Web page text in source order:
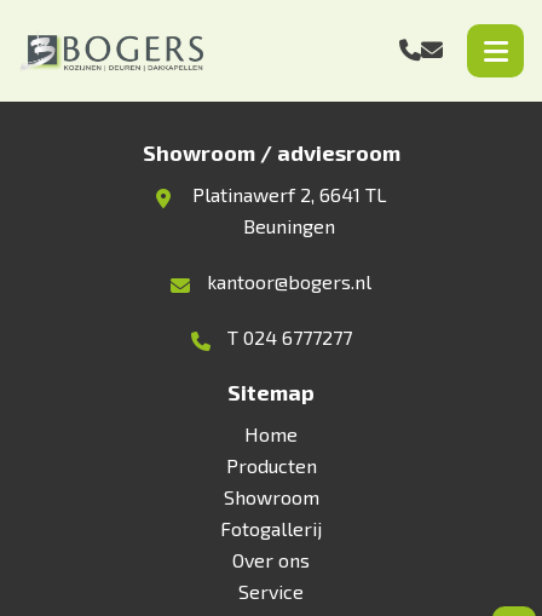
Showroom / adviesroom
Platinawerf 2, 6641 TL
Beuningen
kantoor@bogers.nl
T 024 6777277
Sitemap
Home
Producten
Showroom
Fotogallerij
Over ons
Service